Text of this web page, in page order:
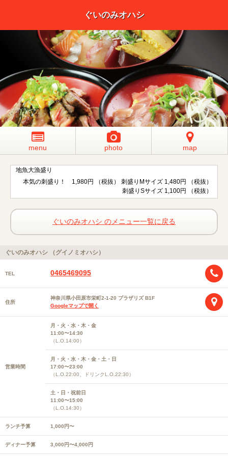
ぐいのみオハシ
menu photo map
地魚大漁盛り
本気の刺盛り！ 1,980円 （税抜） 刺盛りMサイズ 1,480円 （税抜）
刺盛りSサイズ 1,100円 （税抜）
ぐいのみオハシ のメニュー一覧に戻る
ぐいのみオハシ （グイノミオハシ）
TEL 0465469095
住所
神奈川県小田原市栄町2-1-20 プラザリズ B1F
Googleマップで開く
営業時間
月・火・水・木・金
11:00〜14:30
（L.O.14:00）
月・火・水・木・金・土・日
17:00〜23:00
（L.O.22:00、ドリンクL.O.22:30）
土・日・祝前日
11:00〜15:00
（L.O.14:30）
ランチ予算 1,000円〜
ディナー予算 3,000円〜4,000円